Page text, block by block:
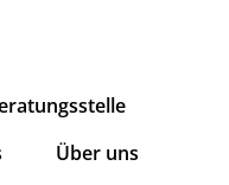
Über uns